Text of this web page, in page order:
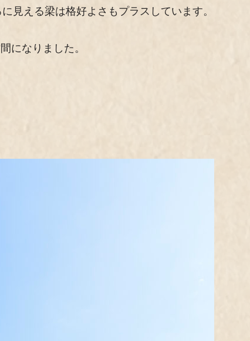
見える梁は格好よさもプラスしています。
になりました。